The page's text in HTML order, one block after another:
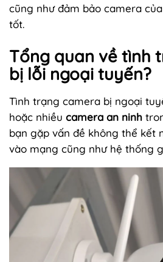
cũng như đảm bảo camera
tốt.
Tổng quan về tình
bị lỗi ngoại tuyến?
Tình trạng camera bị ngoại
hoặc nhiều camera an ninh
bạn gặp vấn đề không thể kết
vào mạng cũng như hệ thống